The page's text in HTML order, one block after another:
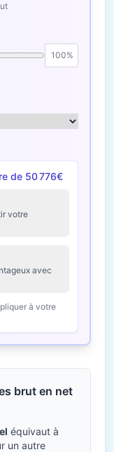
100%
de 50 776€
votre
avec
à votre
brut en net
équivaut à
un autre